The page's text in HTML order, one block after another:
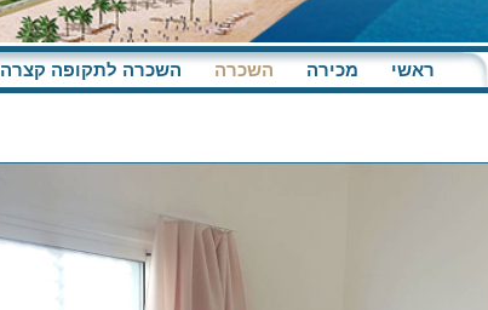
ראשי מכירה השכרה השכרה לתקופה קצרה